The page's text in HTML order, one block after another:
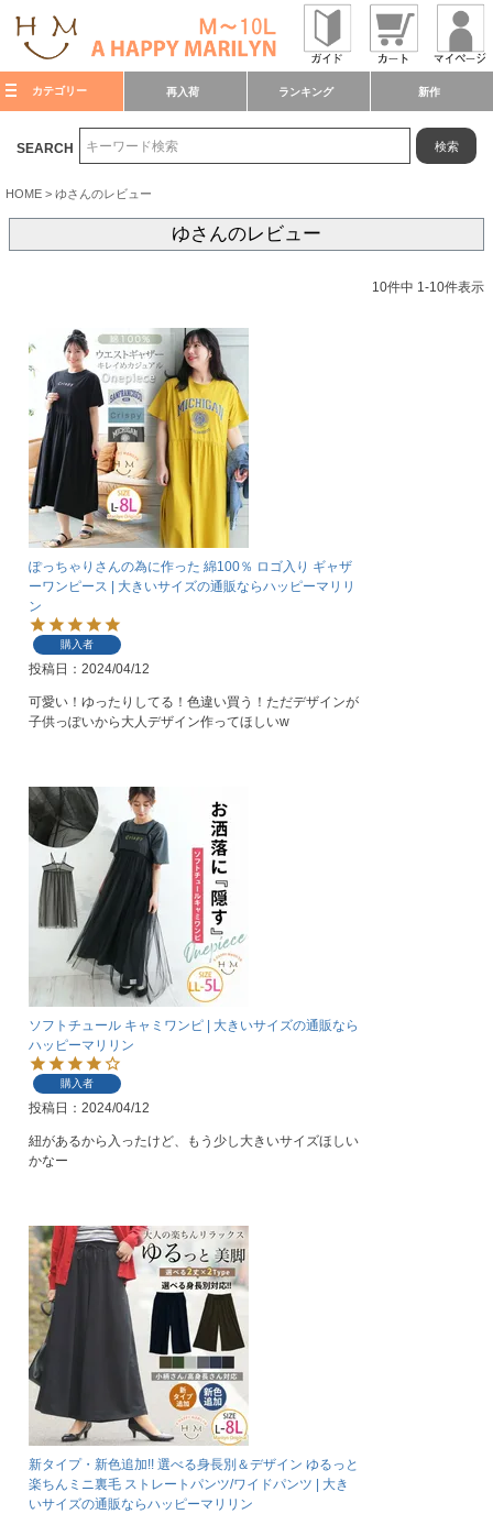
カテゴリー 再入荷 ランキング 新作
SEARCH 検索
HOME ゆさんのレビュー
ゆさんのレビュー
10件中 1-10件表示
ぽっちゃりさんの為に作った 綿100％ ロゴ入り ギャザ
ーワンピース | 大きいサイズの通販ならハッピーマリリ
ン
購入者
投稿日 2024/04/12
可愛い！ゆったりしてる！色違い買う！ただデザインが
子供っぽいから大人デザイン作ってほしいw
ソフトチュール キャミワンピ | 大きいサイズの通販なら
ハッピーマリリン
購入者
投稿日 2024/04/12
紐があるから入ったけど、もう少し大きいサイズほしい
かなー
新タイプ・新色追加!! 選べる身長別＆デザイン ゆるっと
楽ちんミニ裏毛 ストレートパンツ/ワイドパンツ | 大き
いサイズの通販ならハッピーマリリン